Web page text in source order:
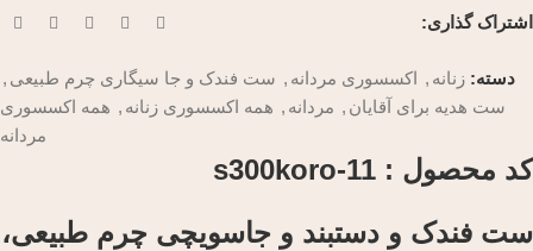
اشتراک گذاری:
دسته: زنانه , اکسسوری مردانه , ست فندک و جا سیگاری چرم طبیعی ,
ست هدیه برای آقایان , مردانه , همه اکسسوری زنانه , همه اکسسوری
مردانه
کد محصول : s300koro-11
ست فندک و دستبند و جاسویچی چرم طبیعی،